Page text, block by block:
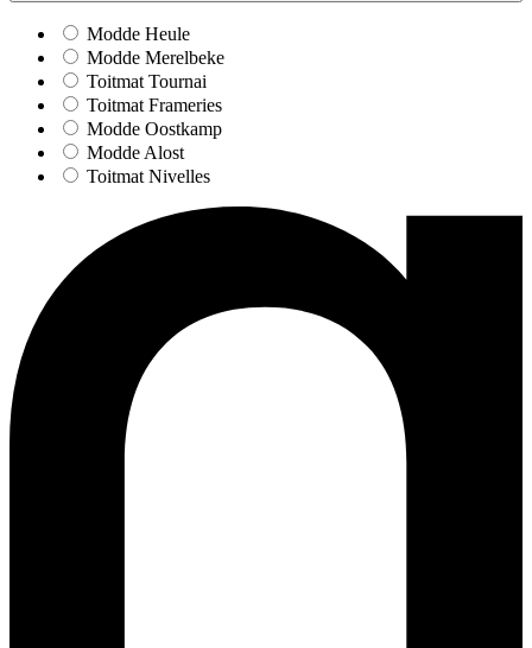
Modde Heule
Modde Merelbeke
Toitmat Tournai
Toitmat Frameries
Modde Oostkamp
Modde Alost
Toitmat Nivelles